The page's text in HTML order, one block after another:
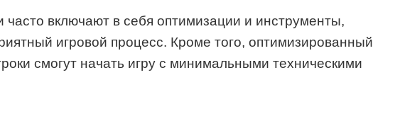
включают в себя оптимизации и инструменты,
игровой процесс. Кроме того, оптимизированный
смогут начать игру с минимальными техническими